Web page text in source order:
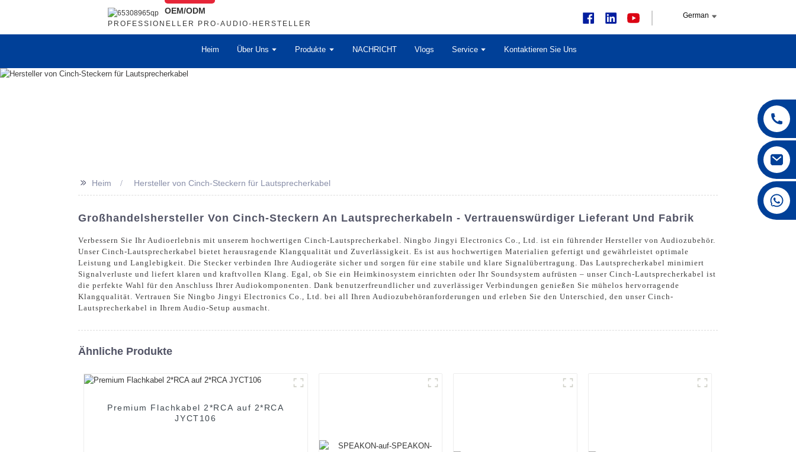
OEM/ODM
PROFESSIONELLER PRO-AUDIO-HERSTELLER
German
Heim Über Uns Produkte NACHRICHT Vlogs Service Kontaktieren Sie Uns
+86 15168592711
>> Heim Hersteller von Cinch-Steckern für Lautsprecherkabel
Großhandelshersteller Von Cinch-Steckern An Lautsprecherkabeln - Vertrauenswürdiger Lieferant Und Fabrik
Verbessern Sie Ihr Audioerlebnis mit unserem hochwertigen Cinch-Lautsprecherkabel. Ningbo Jingyi Electronics Co., Ltd. ist ein führender Hersteller von Audiozubehör.
Unser Cinch-Lautsprecherkabel bietet herausragende Klangqualität und Zuverlässigkeit. Es ist aus hochwertigen Materialien gefertigt und gewährleistet optimale
Leistung und Langlebigkeit. Die Stecker verbinden Ihre Audiogeräte sicher und sorgen für eine stabile und klare Signalübertragung. Das Lautsprecherkabel minimiert
Signalverluste und liefert klaren und kraftvollen Klang. Egal, ob Sie ein Heimkinosystem einrichten oder Ihr Soundsystem aufrüsten – unser Cinch-Lautsprecherkabel ist
die perfekte Wahl für den Anschluss Ihrer Audiokomponenten. Dank benutzerfreundlicher und zuverlässiger Verbindungen genießen Sie mühelos hervorragende
Klangqualität. Vertrauen Sie Ningbo Jingyi Electronics Co., Ltd. bei all Ihren Audiozubehöranforderungen und erleben Sie den Unterschied, den unser Cinch-
Lautsprecherkabel in Ihrem Audio-Setup ausmacht.
Ähnliche Produkte
Premium Flachkabel 2*RCA auf 2*RCA
JYCT106